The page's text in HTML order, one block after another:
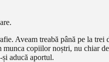
Aveam treabă până pe la
copiilor noștri, nu chiar
aducă aportul.